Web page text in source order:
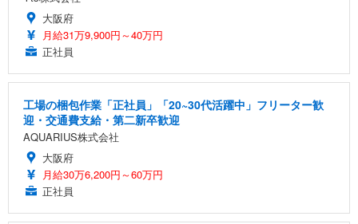
大阪府
月給31万9,900円～40万円
正社員
工場の梱包作業「正社員」「20~30代活躍中」フリーター歓
迎・交通費支給・第二新卒歓迎
AQUARIUS株式会社
大阪府
月給30万6,200円～60万円
正社員